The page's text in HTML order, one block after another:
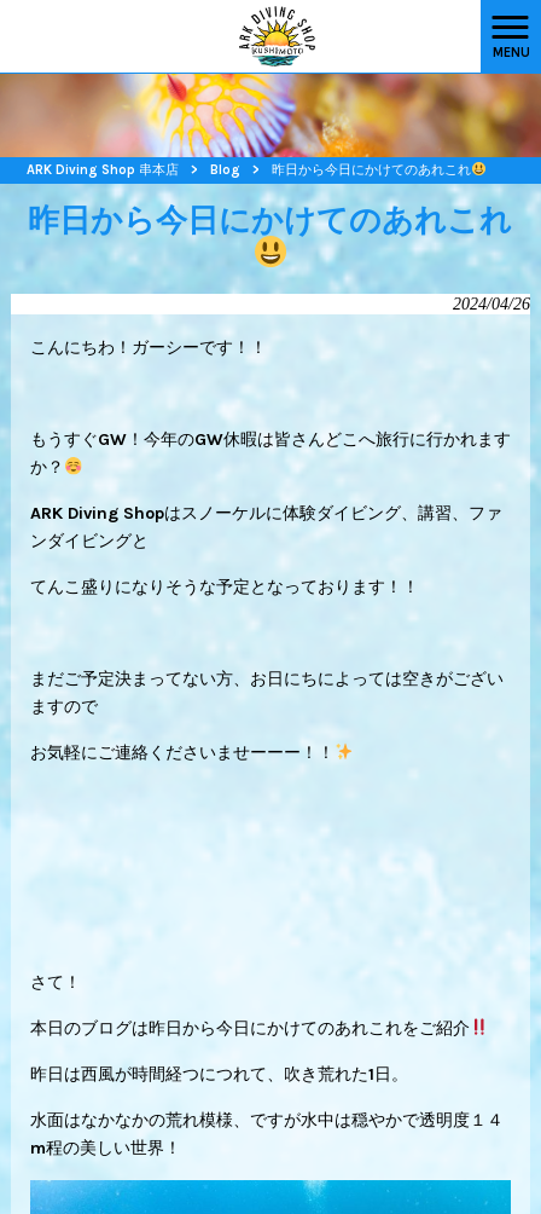
MENU
ARK Diving Shop 串本店 > Blog > 昨日から今日にかけてのあれこれ
昨日から今日にかけてのあれこれ
2024/04/26
こんにちわ！ガーシーです！！
もうすぐGW！今年のGW休暇は皆さんどこへ旅行に行かれます
か？
ARK Diving Shopはスノーケルに体験ダイビング、講習、ファ
ンダイビングと
てんこ盛りになりそうな予定となっております！！
まだご予定決まってない方、お日にちによっては空きがござい
ますので
お気軽にご連絡くださいませーーー！！
さて！
本日のブログは昨日から今日にかけてのあれこれをご紹介
昨日は西風が時間経つにつれて、吹き荒れた1日。
水面はなかなかの荒れ模様、ですが水中は穏やかで透明度１４
m程の美しい世界！